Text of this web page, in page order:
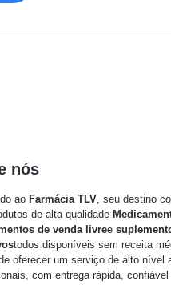
nós
ao Farmácia TLV , seu destino
de alta qualidade
de venda livree
todos disponíveis sem receita
oferecer um serviço de alto nível
com entrega rápida,